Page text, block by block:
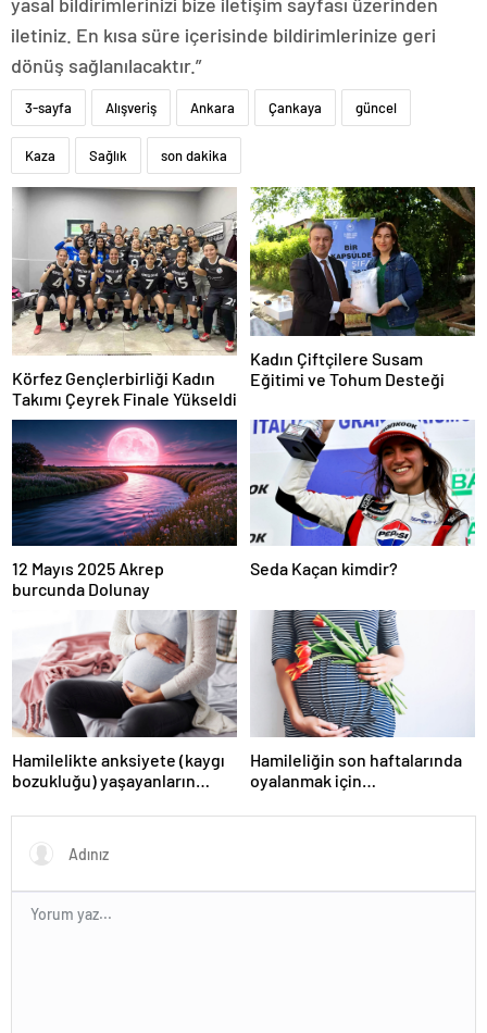
iletiniz. En kısa süre içerisinde bildirimlerinize geri
dönüş sağlanılacaktır.”
3-sayfa Alışveriş Ankara Çankaya güncel
Kaza Sağlık son dakika
Körfez Gençlerbirliği Kadın
Takımı Çeyrek Finale Yükseldi
Kadın Çiftçilere Susam
Eğitimi ve Tohum Desteği
12 Mayıs 2025 Akrep
burcunda Dolunay
Seda Kaçan kimdir?
Hamilelikte anksiyete (kaygı
bozukluğu) yaşayanların
Hamileliğin son haftalarında
oyalanmak için…